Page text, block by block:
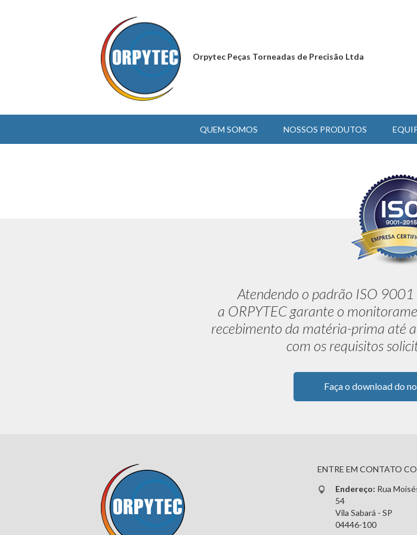
Orpytec Peças Torneadas de Precisão Ltda
QUEM SOMOS NOSSOS PRODUTOS
Atendendo o padrão ISO
a ORPYTEC garante o
recebimento da matéria-prima até
com os requisitos
Faça o download do
ENTRE EM CONTATO
Endereço: Rua
54
Vila Sabará - SP
04446-100